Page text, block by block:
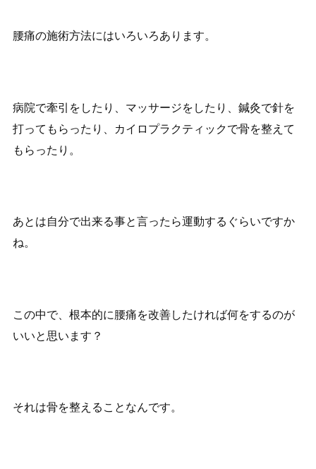
腰痛の施術方法にはいろいろあります。
病院で牽引をしたり、マッサージをしたり、鍼灸で針を
打ってもらったり、カイロプラクティックで骨を整えて
もらったり。
あとは自分で出来る事と言ったら運動するぐらいですか
ね。
この中で、根本的に腰痛を改善したければ何をするのが
いいと思います？
それは骨を整えることなんです。